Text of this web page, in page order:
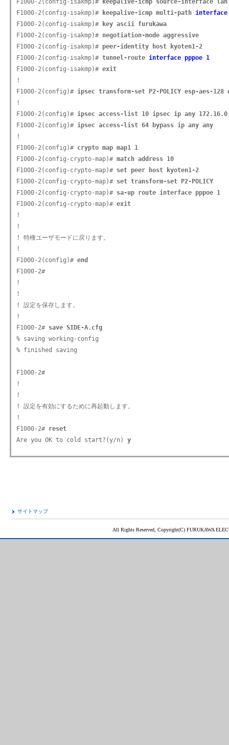
F1000-2(config-isakmp)# keepalive-icmp source-interface
F1000-2(config-isakmp)# keepalive-icmp multi-path interface
F1000-2(config-isakmp)# key ascii furukawa
F1000-2(config-isakmp)# negotiation-mode aggressive
F1000-2(config-isakmp)# peer-identity host kyoten1-2
F1000-2(config-isakmp)# tunnel-route interface pppoe 1
F1000-2(config-isakmp)# exit
!
F1000-2(config)# ipsec transform-set P2-POLICY esp-aes-128
!
F1000-2(config)# ipsec access-list 10 ipsec ip any
F1000-2(config)# ipsec access-list 64 bypass ip any any
!
F1000-2(config)# crypto map map1 1
F1000-2(config-crypto-map)# match address 10
F1000-2(config-crypto-map)# set peer host kyoten1-2
F1000-2(config-crypto-map)# set transform-set P2-POLICY
F1000-2(config-crypto-map)# sa-up route interface pppoe 1
F1000-2(config-crypto-map)# exit
!
!
! 特権ユーザモードに戻ります。
!
F1000-2(config)# end
F1000-2#
!
!
! 設定を保存します。
!
F1000-2# save SIDE-A.cfg
% saving working-config
% finished saving
F1000-2#
!
!
! 設定を有効にするために再起動します。
!
F1000-2# reset
Are you OK to cold start?(y/n) y
サイトマップ
All Rights Reserved, Copyright(C) FURUKAWA